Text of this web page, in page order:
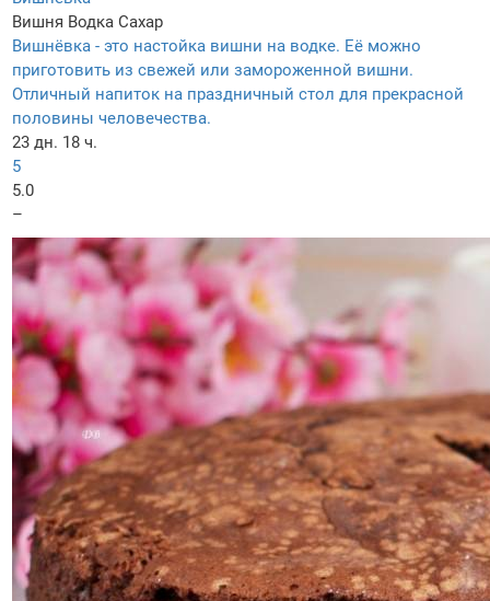
Вишня Водка Сахар
Вишнёвка - это настойка вишни на водке. Её можно
приготовить из свежей или замороженной вишни.
Отличный напиток на праздничный стол для прекрасной
половины человечества.
23 дн. 18 ч.
5
5.0
–